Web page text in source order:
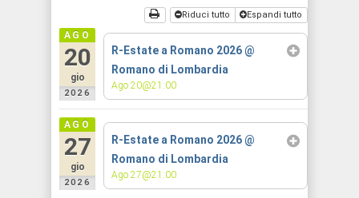
Riduci tutto Espandi tutto
AGO
20
gio
2026
R-Estate a Romano 2026@
Romano di Lombardia
Ago 20@21:00
AGO
27
gio
2026
R-Estate a Romano 2026@
Romano di Lombardia
Ago 27@21:00